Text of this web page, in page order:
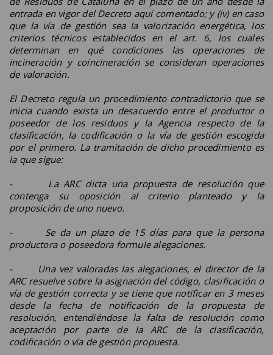
entrada en vigor del Decreto aquí comentado; y (iv) en caso
que la vía de gestión sea la valorización energética, los
criterios técnicos establecidos en el art. 6, los cuales
determinan en qué condiciones las operaciones de
incineración y coincineración se consideran operaciones
de valoración.
El Decreto regula un procedimiento contradictorio que se
inicia cuando exista un desacuerdo entre el productor o
poseedor de los residuos y la Agencia respecto de la
clasificación, la codificación o la vía de gestión escogida
por el primero. La tramitación de dicho procedimiento es
la que sigue:
- La ARC dicta una propuesta de resolución que
contenga su oposición al criterio planteado y la
proposición de uno nuevo.
- Se da un plazo de 15 días para que la persona
productora o poseedora formule alegaciones.
- Una vez valoradas las alegaciones, el director de la
ARC resuelve sobre la asignación del código, clasificación o
vía de gestión correcta y se tiene que notificar en 3 meses
desde la fecha de notificación de la propuesta de
resolución, entendiéndose la falta de resolución como
aceptación por parte de la ARC de la clasificación,
codificación o vía de gestión propuesta.